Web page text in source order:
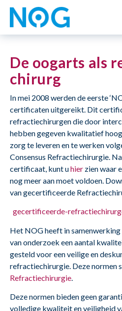
De oogarts als
chirurg
In mei 2008 werden de eerste
certificaten uitgereikt. Dit
refractiechirurgen die door
hebben gegeven kwalitatief
zorg te leveren en te werken
Consensus Refractiechirurgie.
certificaat, kunt uhier zien waar
nog meer aan moet voldoen.
van gecertificeerde
gecertificeerde-
Het NOG heeft in samenwerking
van onderzoek een aantal
gesteld voor een veilige en
refractiechirurgie. Deze normen
Refractiechirurgie
Deze normen bieden geen
volledige kwaliteit en veiligheid